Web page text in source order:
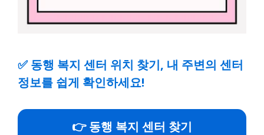
✅ 동행 복지 센터 위치 찾기, 내 주변의 센터
정보를 쉽게 확인하세요!
👉 동행 복지 센터 찾기